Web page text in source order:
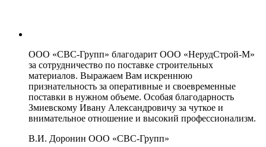
ООО «СВС-Групп» благодарит ООО «НерудСтрой-М»
за сотрудничество по поставке строительных
материалов. Выражаем Вам искреннюю
признательность за оперативные и своевременные
поставки в нужном объеме. Особая благодарность
Змиевскому Ивану Александровичу за чуткое и
внимательное отношение и высокий профессионализм.
В.И. Доронин ООО «СВС-Групп»